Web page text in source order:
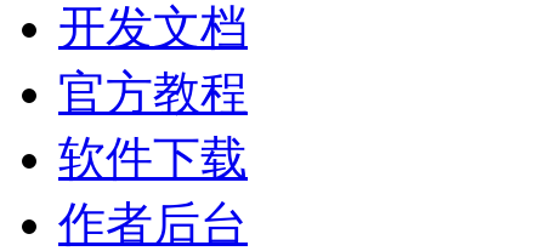
开发文档
官方教程
软件下载
作者后台